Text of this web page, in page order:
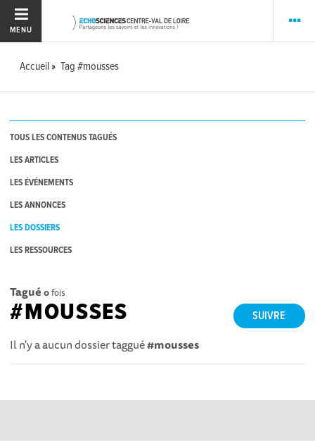
MENU
Accueil Tag #mousses
TOUS LES CONTENUS TAGUÉS
LES ARTICLES
LES ÉVÉNEMENTS
LES ANNONCES
LES DOSSIERS
LES RESSOURCES
Tagué 0fois
SUIVRE
#MOUSSES
Il n'y a aucun dossier taggué#mousses